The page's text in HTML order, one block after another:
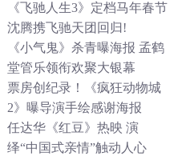
《飞驰人生3》定档马年春节
沈腾携飞驰天团回归!
《小气鬼》杀青曝海报 孟鹤
堂管乐领衔欢聚大银幕
票房创纪录！《疯狂动物城
2》曝导演手绘感谢海报
任达华《红豆》热映 演
绎“中国式亲情”触动人心